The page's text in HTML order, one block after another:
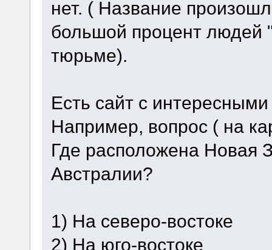
нет. ( Название
большой процент людей
тюрьме).
Есть сайт с
Например, вопрос ( на
Где расположена Новая
Австралии?
1) На северо-востоке
2) На юго-востоке